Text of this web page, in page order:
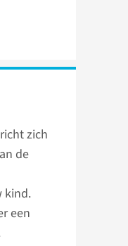
zich
de
kind.
een